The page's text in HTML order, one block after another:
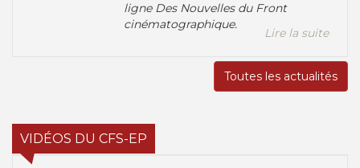
ligne Des Nouvelles du Front
cinématographique.
Lire la suite
Toutes les actualités
VIDÉOS DU CFS-EP